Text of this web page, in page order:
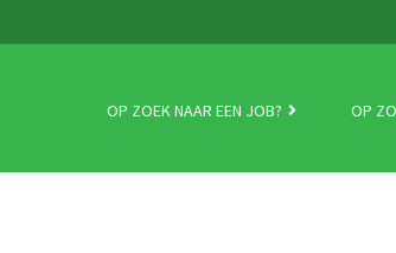
OP ZOEK NAAR EEN JOB? OP